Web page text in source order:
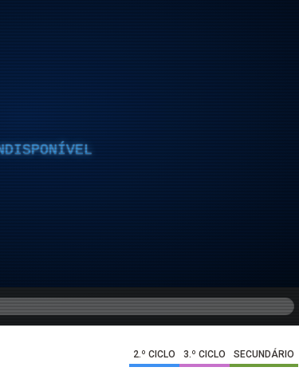
2.º CICLO 3.º CICLO SECUNDÁRIO